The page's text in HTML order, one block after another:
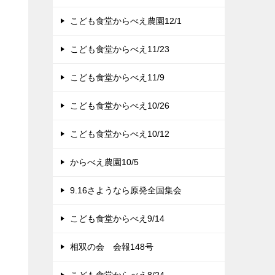
こども食堂からべえ農園12/1
こども食堂からべえ11/23
こども食堂からべえ11/9
こども食堂からべえ10/26
こども食堂からべえ10/12
からべえ農園10/5
9.16さようなら原発全国集会
こども食堂からべえ9/14
相双の会 会報148号